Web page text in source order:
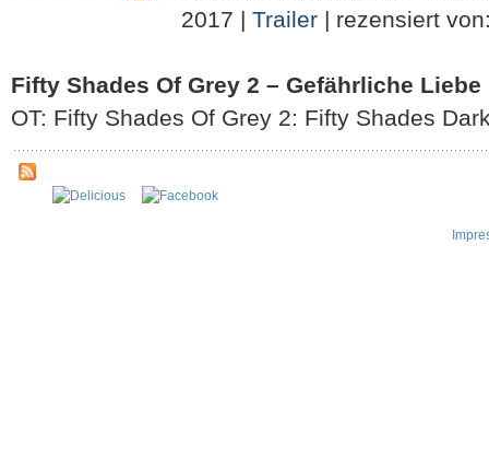
2017 | Trailer | rezensiert
Fifty Shades Of Grey 2 – Gefährliche Liebe
OT: Fifty Shades Of Grey 2: Fifty Shades